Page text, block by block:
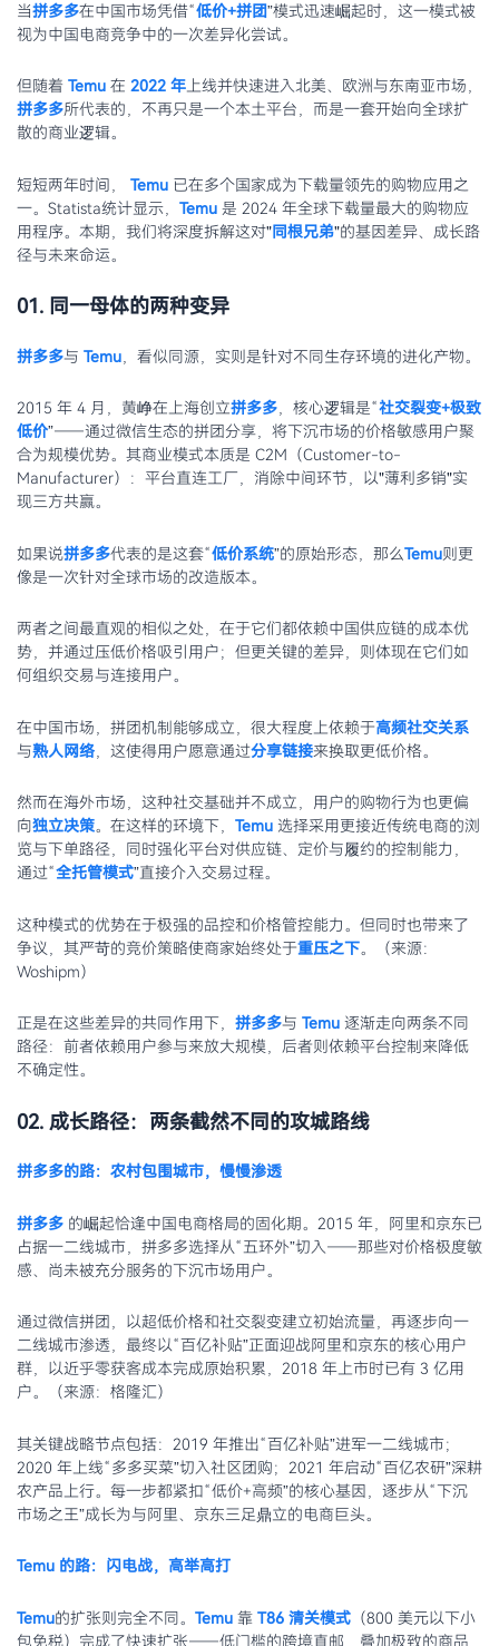
当拼多多在中国市场凭借“低价+拼团”模式迅速崛起时，这一模式被
视为中国电商竞争中的一次差异化尝试。
但随着 Temu 在 2022 年 上线并快速进入北美、欧洲与东南亚市场，
拼多多所代表的，不再只是一个本土平台，而是一套开始向全球扩
散的商业逻辑。
短短两年时间， Temu 已在多个国家成为下载量领先的购物应用之
一。Statista统计显示， Temu 是 2024 年全球下载量最大的购物应
用程序。本期，我们将深度拆解这对"同根兄弟"的基因差异、成长路
径与未来命运。
01. 同一母体的两种变异
拼多多与 Temu ，看似同源，实则是针对不同生存环境的进化产物。
2015 年 4 月，黄峥在上海创立拼多多 ，核心逻辑是“社交裂变+极致
低价”——通过微信生态的拼团分享，将下沉市场的价格敏感用户聚
合为规模优势。其商业模式本质是 C2M（Customer-to-
Manufacturer）：平台直连工厂，消除中间环节，以"薄利多销"实
现三方共赢。
如果说拼多多代表的是这套“低价系统”的原始形态，那么Temu则更
像是一次针对全球市场的改造版本。
两者之间最直观的相似之处，在于它们都依赖中国供应链的成本优
势，并通过压低价格吸引用户；但更关键的差异，则体现在它们如
何组织交易与连接用户。
在中国市场，拼团机制能够成立，很大程度上依赖于高频社交关系
与熟人网络 ，这使得用户愿意通过分享链接来换取更低价格。
然而在海外市场，这种社交基础并不成立，用户的购物行为也更偏
向独立决策。在这样的环境下， Temu 选择采用更接近传统电商的浏
览与下单路径，同时强化平台对供应链、定价与履约的控制能力，
通过“全托管模式”直接介入交易过程。
这种模式的优势在于极强的品控和价格管控能力。但同时也带来了
争议，其严苛的竞价策略使商家始终处于重压之下。（来源：
Woshipm）
正是在这些差异的共同作用下， 拼多多与 Temu 逐渐走向两条不同
路径：前者依赖用户参与来放大规模，后者则依赖平台控制来降低
不确定性。
02. 成长路径：两条截然不同的攻城路线
拼多多的路：农村包围城市，慢慢渗透
拼多多 的崛起恰逢中国电商格局的固化期。2015 年，阿里和京东已
占据一二线城市，拼多多选择从“五环外”切入——那些对价格极度敏
感、尚未被充分服务的下沉市场用户。
通过微信拼团，以超低价格和社交裂变建立初始流量，再逐步向一
二线城市渗透，最终以“百亿补贴”正面迎战阿里和京东的核心用户
群，以近乎零获客成本完成原始积累，2018 年上市时已有 3 亿用
户。（来源：格隆汇）
其关键战略节点包括：2019 年推出“百亿补贴”进军一二线城市；
2020 年上线“多多买菜”切入社区团购；2021 年启动“百亿农研”深耕
农产品上行。每一步都紧扣“低价+高频”的核心基因，逐步从“下沉
市场之王”成长为与阿里、京东三足鼎立的电商巨头。
Temu 的路：闪电战，高举高打
Temu的扩张则完全不同。 Temu 靠 T86 清关模式 （800 美元以下小
包免税）完成了快速扩张——低门槛的跨境直邮，叠加极致的商品